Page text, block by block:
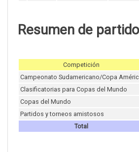
Resumen de
Competición
Campeonato Sudamericano/Copa
Clasificatorias para Copas del Mundo
Copas del Mundo
Partidos y torneos amistosos
Total